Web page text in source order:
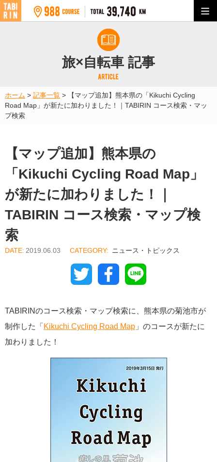
旅×自転車 記事
ホーム > 記事一覧 >
【マップ追加】熊本県の「Kikuchi Cycling
Road Map」が新たに加わりました！｜TABIRIN コース検索・マッ
プ検索
【マップ追加】熊本県の
「Kikuchi Cycling Road Map」
が新たに加わりました！｜
TABIRIN コース検索・マップ検
索
2019.06.03 ニュース・トピックス
Twitter Facebook
TABIRINのコース検索・マップ検索に、熊本県の菊池市が
制作した「 Kikuchi Cycling Road Map 」のコースが新たに
加わりました！